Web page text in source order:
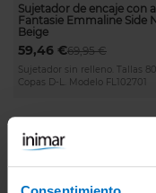
Sujetador de encaje con
Fantasie Emmaline Side
Beige
69,95 €
59,46 €
Sujetador sin relleno. Tallas
Copas D-L. Modelo FL102701